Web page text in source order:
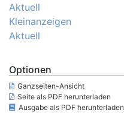
Aktuell
Kleinanzeigen
Aktuell
Optionen
Ganzseiten-Ansicht
Seite als PDF herunterladen
Ausgabe als PDF herunterladen